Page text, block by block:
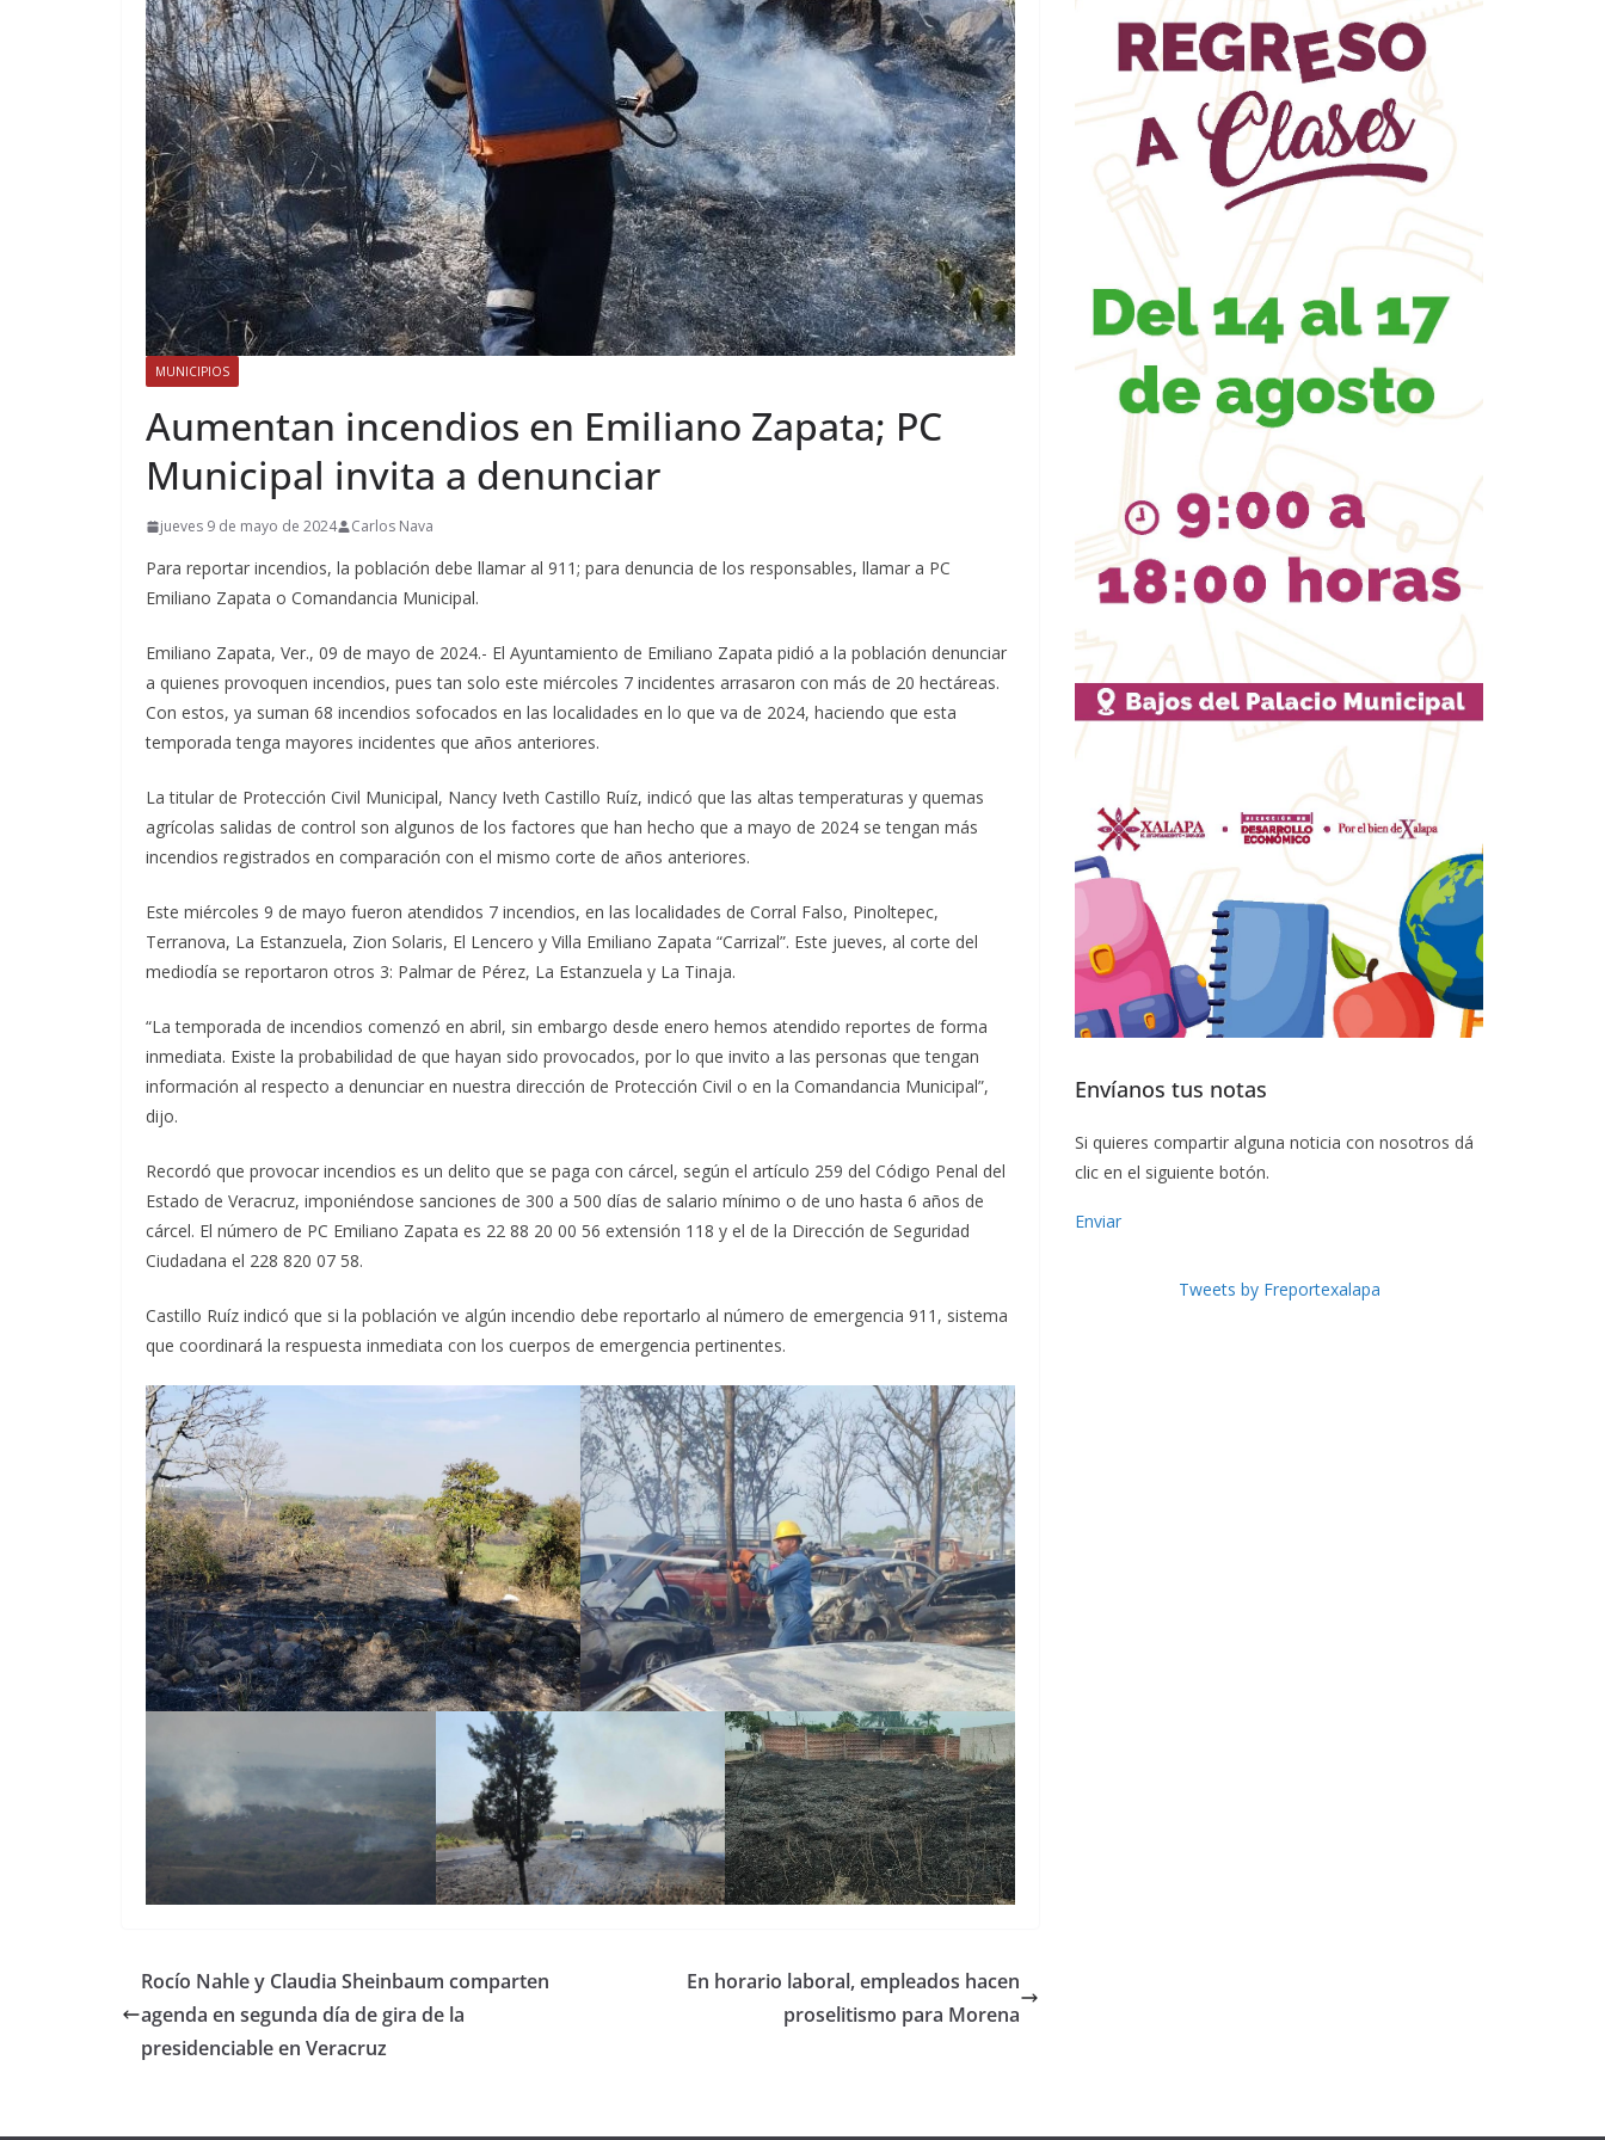
MUNICIPIOS
Aumentan incendios en Emiliano Zapata; PC
Municipal invita a denunciar
jueves 9 de mayo de 2024 Carlos Nava
Para reportar incendios, la población debe llamar al 911; para denuncia de los responsables, llamar a PC
Emiliano Zapata o Comandancia Municipal.
Emiliano Zapata, Ver., 09 de mayo de 2024.- El Ayuntamiento de Emiliano Zapata pidió a la población denunciar
a quienes provoquen incendios, pues tan solo este miércoles 7 incidentes arrasaron con más de 20 hectáreas.
Con estos, ya suman 68 incendios sofocados en las localidades en lo que va de 2024, haciendo que esta
temporada tenga mayores incidentes que años anteriores.
La titular de Protección Civil Municipal, Nancy Iveth Castillo Ruíz, indicó que las altas temperaturas y quemas
agrícolas salidas de control son algunos de los factores que han hecho que a mayo de 2024 se tengan más
incendios registrados en comparación con el mismo corte de años anteriores.
Este miércoles 9 de mayo fueron atendidos 7 incendios, en las localidades de Corral Falso, Pinoltepec,
Terranova, La Estanzuela, Zion Solaris, El Lencero y Villa Emiliano Zapata “Carrizal”. Este jueves, al corte del
mediodía se reportaron otros 3: Palmar de Pérez, La Estanzuela y La Tinaja.
“La temporada de incendios comenzó en abril, sin embargo desde enero hemos atendido reportes de forma
inmediata. Existe la probabilidad de que hayan sido provocados, por lo que invito a las personas que tengan
información al respecto a denunciar en nuestra dirección de Protección Civil o en la Comandancia Municipal”,
dijo.
Recordó que provocar incendios es un delito que se paga con cárcel, según el artículo 259 del Código Penal del
Estado de Veracruz, imponiéndose sanciones de 300 a 500 días de salario mínimo o de uno hasta 6 años de
cárcel. El número de PC Emiliano Zapata es 22 88 20 00 56 extensión 118 y el de la Dirección de Seguridad
Ciudadana el 228 820 07 58.
Castillo Ruíz indicó que si la población ve algún incendio debe reportarlo al número de emergencia 911, sistema
que coordinará la respuesta inmediata con los cuerpos de emergencia pertinentes.
Rocío Nahle y Claudia Sheinbaum comparten
agenda en segunda día de gira de la
presidenciable en Veracruz
En horario laboral, empleados hacen
proselitismo para Morena
Envíanos tus notas
Si quieres compartir alguna noticia con nosotros dá
clic en el siguiente botón.
Enviar
Tweets by Freportexalapa
Apoyo y
Pongamos